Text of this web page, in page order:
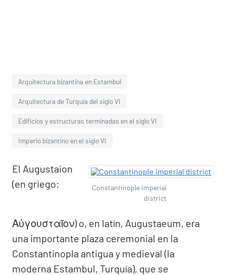
Arquitectura bizantina en Estambul
Arquitectura de Turquía del siglo VI
Edificios y estructuras terminadas en el siglo VI
Imperio bizantino en el siglo VI
Constantinople imperial
district
El Augustaion
(en griego:
Αὐγουσταῖον) o, en latín, Augustaeum, era
una importante plaza ceremonial en la
Constantinopla antigua y medieval (la
moderna Estambul, Turquía), que se